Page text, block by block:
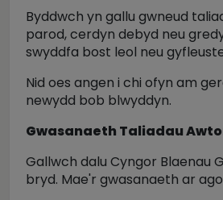
Byddwch yn gallu gwneud
parod, cerdyn debyd neu
swyddfa bost leol neu
Nid oes angen i chi ofyn am
newydd bob blwyddyn.
Gwasanaeth Taliadau
Gallwch dalu Cyngor Blaenau
bryd. Mae'r gwasanaeth ar